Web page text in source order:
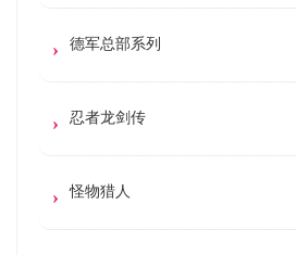
德军总部系列
忍者龙剑传
怪物猎人